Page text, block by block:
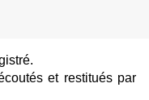
et restitués par